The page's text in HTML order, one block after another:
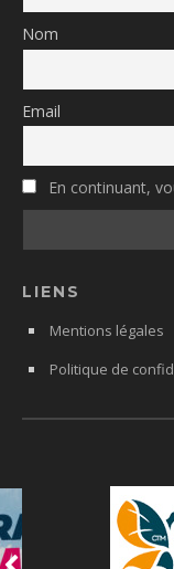
Nom
Email
En continuant,
LIENS
Mentions légales
Politique de